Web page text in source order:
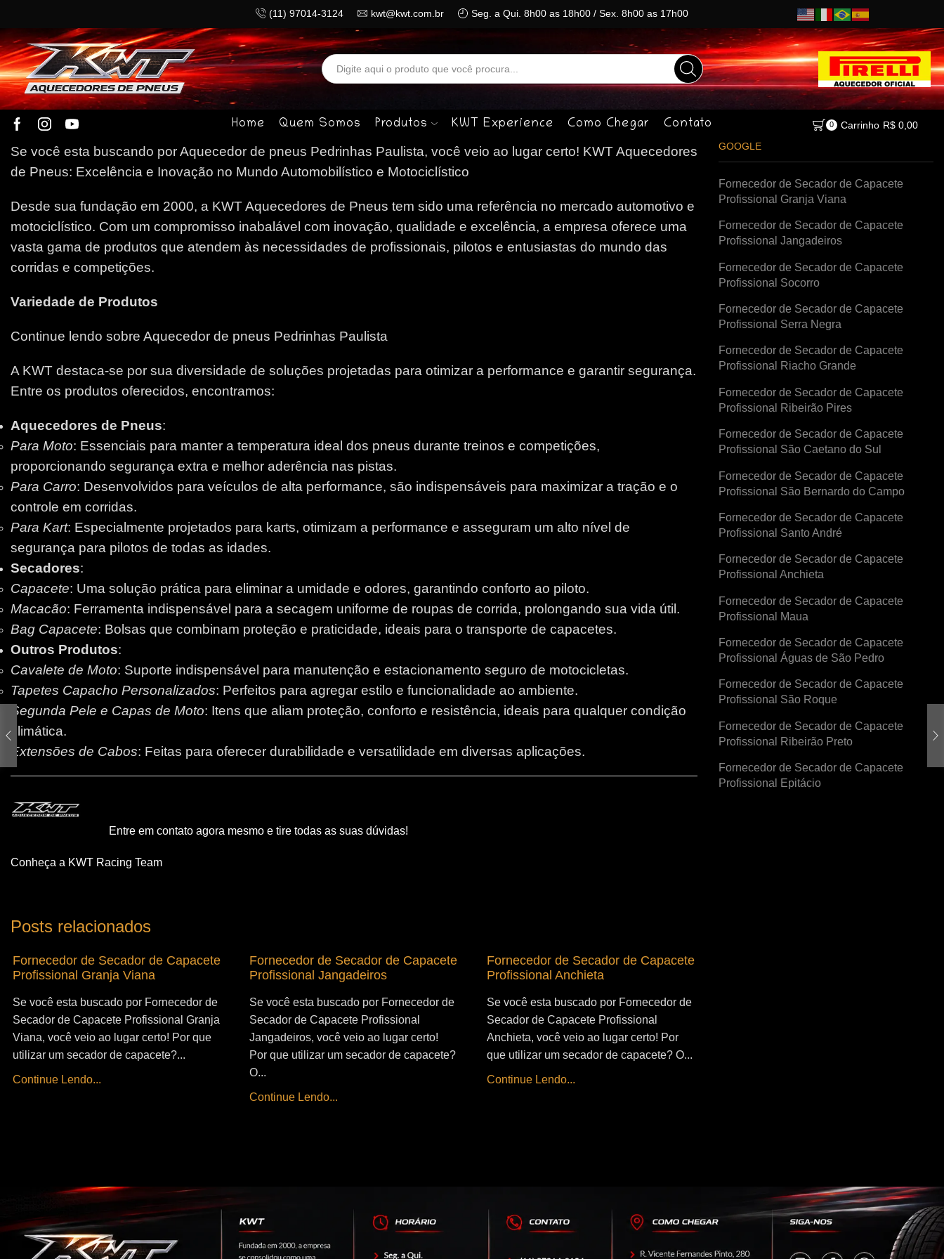
(11) 97014-3124 kwt@kwt.com.br Seg. a Qui. 8h00 as 18h00 / Sex. 8h00 as 17h00
Search
input
Home Quem Somos Produtos KWT Experience Como Chegar Contato 0 Carrinho R$0,00
Se você esta buscando por Aquecedor de pneus Pedrinhas Paulista, você veio ao lugar certo! KWT Aquecedores
de Pneus: Excelência e Inovação no Mundo Automobilístico e Motociclístico
Desde sua fundação em 2000, a KWT Aquecedores de Pneus tem sido uma referência no mercado automotivo e
motociclístico. Com um compromisso inabalável com inovação, qualidade e excelência, a empresa oferece uma
vasta gama de produtos que atendem às necessidades de profissionais, pilotos e entusiastas do mundo das
corridas e competições.
Variedade de Produtos
Continue lendo sobre Aquecedor de pneus Pedrinhas Paulista
A KWT destaca-se por sua diversidade de soluções projetadas para otimizar a performance e garantir segurança.
Entre os produtos oferecidos, encontramos:
Aquecedores de Pneus:
Para Moto: Essenciais para manter a temperatura ideal dos pneus durante treinos e competições,
proporcionando segurança extra e melhor aderência nas pistas.
Para Carro: Desenvolvidos para veículos de alta performance, são indispensáveis para maximizar a tração e o
controle em corridas.
Para Kart: Especialmente projetados para karts, otimizam a performance e asseguram um alto nível de
segurança para pilotos de todas as idades.
Secadores:
Capacete: Uma solução prática para eliminar a umidade e odores, garantindo conforto ao piloto.
Macacão: Ferramenta indispensável para a secagem uniforme de roupas de corrida, prolongando sua vida útil.
Bag Capacete: Bolsas que combinam proteção e praticidade, ideais para o transporte de capacetes.
Outros Produtos:
Cavalete de Moto: Suporte indispensável para manutenção e estacionamento seguro de motocicletas.
Tapetes Capacho Personalizados: Perfeitos para agregar estilo e funcionalidade ao ambiente.
Segunda Pele e Capas de Moto: Itens que aliam proteção, conforto e resistência, ideais para qualquer condição
climática.
Extensões de Cabos: Feitas para oferecer durabilidade e versatilidade em diversas aplicações.
Entre em contato agora mesmo e tire todas as suas dúvidas!
Conheça a KWT Racing Team
Posts relacionados
Fornecedor de Secador de Capacete
Profissional Granja Viana
Se você esta buscado por Fornecedor de
Secador de Capacete Profissional Granja
Viana, você veio ao lugar certo! Por que
utilizar um secador de capacete?...
Continue Lendo...
Fornecedor de Secador de Capacete
Profissional Jangadeiros
Se você esta buscado por Fornecedor de
Secador de Capacete Profissional
Jangadeiros, você veio ao lugar certo!
Por que utilizar um secador de capacete?
O...
Continue Lendo...
Fornecedor de Secador de Capacete
Profissional Anchieta
Se você esta buscado por Fornecedor de
Secador de Capacete Profissional
Anchieta, você veio ao lugar certo! Por
que utilizar um secador de capacete? O...
Continue Lendo...
GOOGLE
Fornecedor de Secador de Capacete
Profissional Granja Viana
Fornecedor de Secador de Capacete
Profissional Jangadeiros
Fornecedor de Secador de Capacete
Profissional Socorro
Fornecedor de Secador de Capacete
Profissional Serra Negra
Fornecedor de Secador de Capacete
Profissional Riacho Grande
Fornecedor de Secador de Capacete
Profissional Ribeirão Pires
Fornecedor de Secador de Capacete
Profissional São Caetano do Sul
Fornecedor de Secador de Capacete
Profissional São Bernardo do Campo
Fornecedor de Secador de Capacete
Profissional Santo André
Fornecedor de Secador de Capacete
Profissional Anchieta
Fornecedor de Secador de Capacete
Profissional Maua
Fornecedor de Secador de Capacete
Profissional Águas de São Pedro
Fornecedor de Secador de Capacete
Profissional São Roque
Fornecedor de Secador de Capacete
Profissional Ribeirão Preto
Fornecedor de Secador de Capacete
Profissional Epitácio